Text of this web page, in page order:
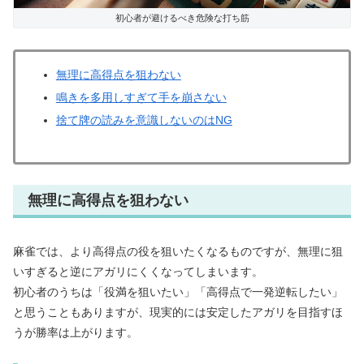
初心者が避けるべき危険な打ち筋
無理に高得点を狙わない
鳴きを多用しすぎて手を崩さない
捨て牌の読みを意識しないのはNG
無理に高得点を狙わない
麻雀では、より高得点の役を狙いたくなるものですが、無理に狙
いすぎると逆にアガリにくくなってしまいます。
初心者のうちは「役満を狙いたい」「高得点で一発逆転したい」
と思うこともありますが、現実的には安定したアガリを目指すほ
うが勝率は上がります。